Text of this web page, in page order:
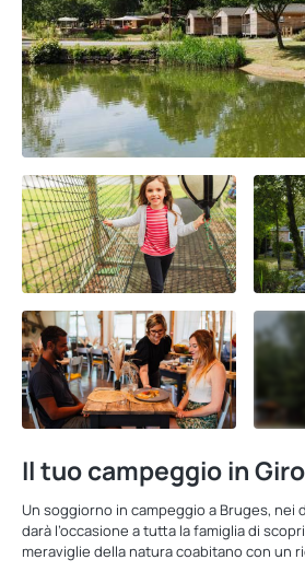
Il tuo campeggio in
Un soggiorno in campeggio a Bruges, nei
darà l’occasione a tutta la famiglia di
meraviglie della natura coabitano con un